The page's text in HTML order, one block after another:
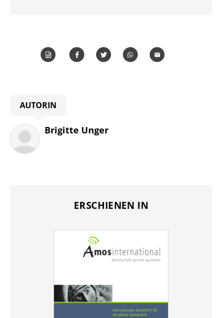
Überschrift
Infos
AUTORIN
Brigitte Unger
ERSCHIENEN IN